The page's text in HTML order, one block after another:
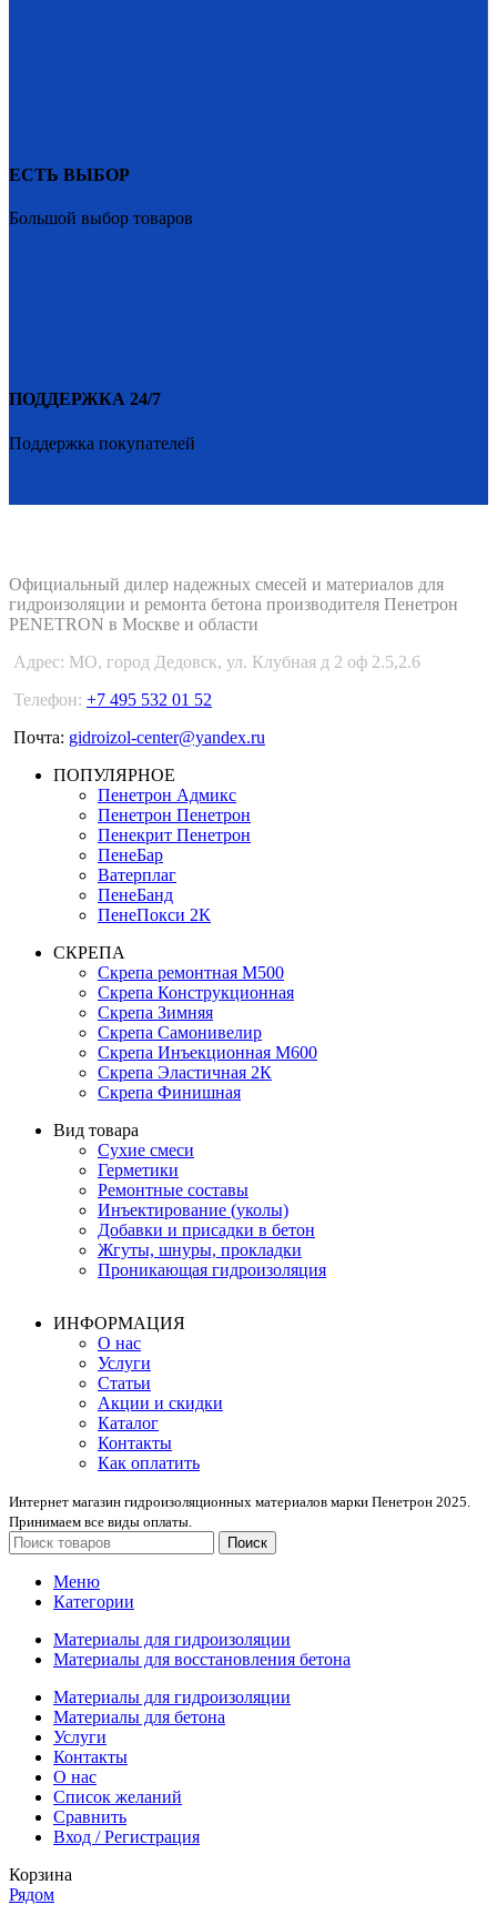
ЕСТЬ ВЫБОР
Большой выбор товаров
ПОДДЕРЖКА 24/7
Поддержка покупателей
Официальный дилер надежных смесей и материалов для
гидроизоляции и ремонта бетона производителя Пенетрон
PENETRON в Москве и области
Адрес: МО, город Дедовск, ул. Клубная д 2 оф 2.5,2.6
Телефон: +7 495 532 01 52
Почта: gidroizol-center@yandex.ru
ПОПУЛЯРНОЕ
Пенетрон Адмикс
Пенетрон Пенетрон
Пенекрит Пенетрон
ПенеБар
Ватерплаг
ПенеБанд
ПенеПокси 2К
СКРЕПА
Скрепа ремонтная М500
Скрепа Конструкционная
Скрепа Зимняя
Скрепа Самонивелир
Скрепа Инъекционная М600
Скрепа Эластичная 2К
Скрепа Финишная
Вид товара
Сухие смеси
Герметики
Ремонтные составы
Инъектирование (уколы)
Добавки и присадки в бетон
Жгуты, шнуры, прокладки
Проникающая гидроизоляция
ИНФОРМАЦИЯ
О нас
Услуги
Статьи
Акции и скидки
Каталог
Контакты
Как оплатить
Интернет магазин гидроизоляционных материалов марки Пенетрон 2025.
Принимаем все виды оплаты.
Поиск
Меню
Категории
Материалы для гидроизоляции
Материалы для восстановления бетона
Материалы для гидроизоляции
Материалы для бетона
Услуги
Контакты
О нас
Список желаний
Сравнить
Вход / Регистрация
Корзина
Рядом